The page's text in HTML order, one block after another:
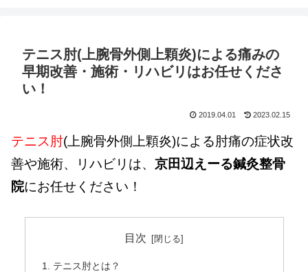
テニス肘(上腕骨外側上顆炎)による痛みの
早期改善・施術・リハビリはお任せくださ
い！
2019.04.01 2023.02.15
テニス肘(上腕骨外側上顆炎)による肘痛の症状改
善や施術、リハビリは、 京田辺えーる鍼灸整骨
院にお任せください！
目次
テニス肘とは？